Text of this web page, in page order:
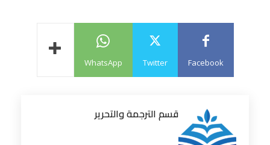
Facebook
Twitter
WhatsApp
قسم الترجمة والتحرير